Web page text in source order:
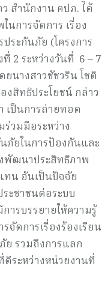
สำนักงาน คปภ. ได้
นการจัดการ เรื่อง
ระกันภัย (โครงการ
2 ระหว่างวันที่ 6 – 7
นางสาวชัชวริน โชติ
งสิทธิประโยชน์ กล่าว
เป็นการถ่ายทอด
วมมือระหว่าง
ภัยในการป้องกันและ
พัฒนาประสิทธิภาพ
น อันเป็นปัจจัย
ะชาชนต่อระบบ
ารบรรยายให้ความรู้
จัดการเรื่องร้องเรียน
รวมถึงการแลก
ระหว่างหน่วยงานที่